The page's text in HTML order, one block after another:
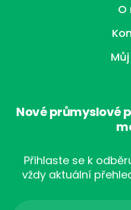
O
Nové průmyslové
Přihlaste se k
vždy aktuální